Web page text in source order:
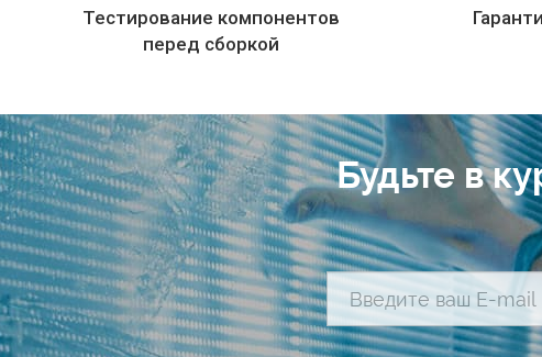
Тестирование компонентов
перед сборкой
Будьте в